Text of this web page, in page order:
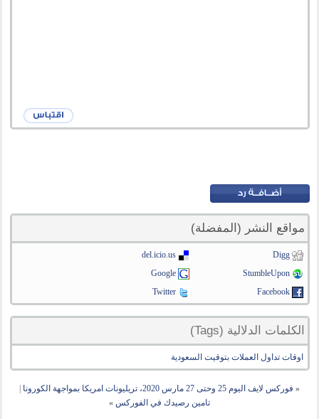
مواقع النشر (المفضلة)
Digg
del.icio.us
StumbleUpon
Google
Facebook
Twitter
الكلمات الدلالية (Tags)
اوقات تداول العملات بتوقيت السعودية
« فوركس لايف اليوم 25 وحتى 27 مارس 2020، تريليونات امريكا بمواجهة الكورونا
تامين رصيدك في الفوركس »